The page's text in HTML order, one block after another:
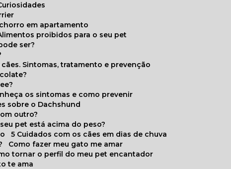
em apartamento
proibidos para o seu pet
ser?
cães. Sintomas, tratamento e prevenção
os sintomas e como prevenir
sobre o Dachshund
outro?
seu pet está acima do peso?
5 Cuidados com os cães em dias de chuva
Como fazer meu gato me amar
tornar o perfil do meu pet encantador
te ama